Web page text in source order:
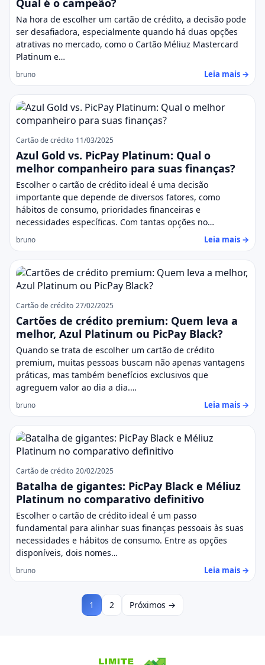
Qual é o campeão?
Na hora de escolher um cartão de crédito, a decisão pode
ser desafiadora, especialmente quando há duas opções
atrativas no mercado, como o Cartão Méliuz Mastercard
Platinum e…
bruno Leia mais →
Cartão de crédito 11/03/2025
Azul Gold vs. PicPay Platinum: Qual o
melhor companheiro para suas finanças?
Escolher o cartão de crédito ideal é uma decisão
importante que depende de diversos fatores, como
hábitos de consumo, prioridades financeiras e
necessidades específicas. Com tantas opções no…
bruno Leia mais →
Cartão de crédito 27/02/2025
Cartões de crédito premium: Quem leva a
melhor, Azul Platinum ou PicPay Black?
Quando se trata de escolher um cartão de crédito
premium, muitas pessoas buscam não apenas vantagens
práticas, mas também benefícios exclusivos que
agreguem valor ao dia a dia.…
bruno Leia mais →
Cartão de crédito 20/02/2025
Batalha de gigantes: PicPay Black e Méliuz
Platinum no comparativo definitivo
Escolher o cartão de crédito ideal é um passo
fundamental para alinhar suas finanças pessoais às suas
necessidades e hábitos de consumo. Entre as opções
disponíveis, dois nomes…
bruno Leia mais →
1 2 Próximos →